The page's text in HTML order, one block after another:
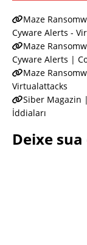
Maze
Cyware Alerts -
Maze
Cyware Alerts |
Maze
Virtualattacks
Siber Magazin
İddiaları
Deixe